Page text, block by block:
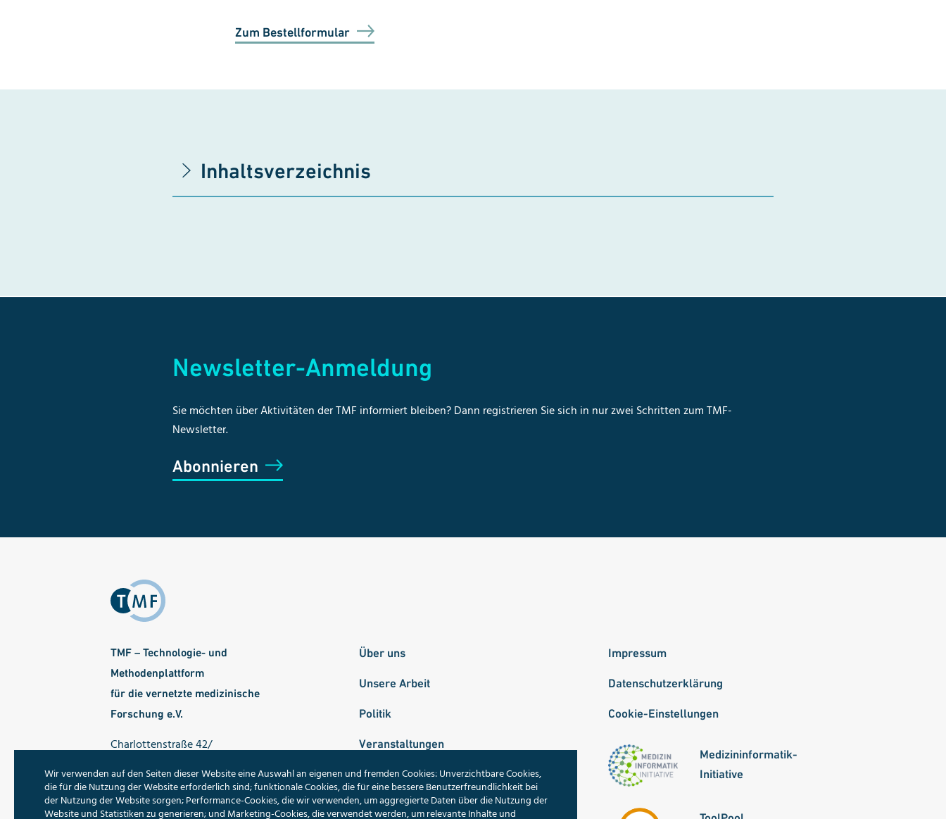
Zum Bestellformular
Inhaltsverzeichnis
Newsletter-Anmeldung
Sie möchten über Aktivitäten der TMF informiert bleiben? Dann registrieren Sie sich in nur zwei Schritten zum TMF-
Newsletter.
Abonnieren
TMF – Technologie- und
Methodenplattform
für die vernetzte medizinische
Forschung e.V.
Charlottenstraße 42/
10117 Berlin
Tel.: 030 - 22 00 24 70
Über uns
Unsere Arbeit
Politik
Veranstaltungen
Publikationen
Unsere Themen
Impressum
Datenschutzerklärung
Cookie-Einstellungen
Medizininformatik-
Initiative
Wir verwenden auf den Seiten dieser Website eine Auswahl an eigenen und fremden Cookies: Unverzichtbare Cookies,
die für die Nutzung der Website erforderlich sind; funktionale Cookies, die für eine bessere Benutzerfreundlichkeit bei
der Nutzung der Website sorgen; Performance-Cookies, die wir verwenden, um aggregierte Daten über die Nutzung der
Website und Statistiken zu generieren; und Marketing-Cookies, die verwendet werden, um relevante Inhalte und